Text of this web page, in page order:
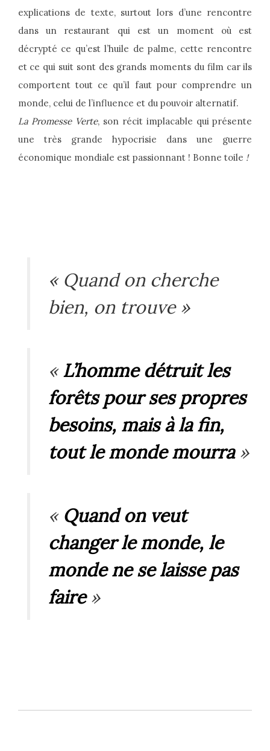
explications de texte, surtout lors d’une rencontre
dans un restaurant qui est un moment où est
décrypté ce qu’est l’huile de palme, cette rencontre
et ce qui suit sont des grands moments du film car ils
comportent tout ce qu’il faut pour comprendre un
monde, celui de l’influence et du pouvoir alternatif.
La Promesse Verte, son récit implacable qui présente
une très grande hypocrisie dans une guerre
économique mondiale est passionnant ! Bonne toile !‎
« Quand on cherche
bien, on trouve »
«L’homme détruit les
forêts pour ses propres
besoins, mais à la fin,
tout le monde mourra»
« Quand on veut
changer le monde, le
monde ne se laisse pas
faire»